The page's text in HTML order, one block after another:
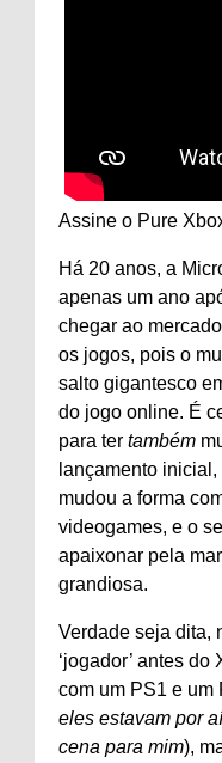
Assine o Pure
Há 20 anos, a
apenas um ano
chegar ao
os jogos, pois o
salto gigantesco
do jogo online. É
para ter também
lançamento
mudou a forma
videogames, e o
apaixonar pela
grandiosa.
Verdade seja dita,
‘jogador’ antes
com um PS1 e um
eles estavam por
cena para mim),